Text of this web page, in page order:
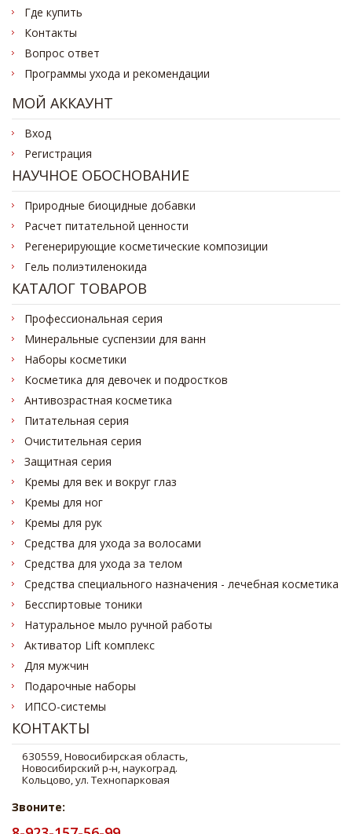
Где купить
Контакты
Вопрос ответ
Программы ухода и рекомендации
МОЙ АККАУНТ
Вход
Регистрация
НАУЧНОЕ ОБОСНОВАНИЕ
Природные биоцидные добавки
Расчет питательной ценности
Регенерирующие косметические композиции
Гель полиэтиленокида
КАТАЛОГ ТОВАРОВ
Профессиональная серия
Минеральные суспензии для ванн
Наборы косметики
Косметика для девочек и подростков
Антивозрастная косметика
Питательная серия
Очистительная серия
Защитная серия
Кремы для век и вокруг глаз
Кремы для ног
Кремы для рук
Средства для ухода за волосами
Средства для ухода за телом
Средства специального назначения - лечебная косметика
Бесспиртовые тоники
Натуральное мыло ручной работы
Активатор Lift комплекс
Для мужчин
Подарочные наборы
ИПСО-системы
КОНТАКТЫ
Звоните: